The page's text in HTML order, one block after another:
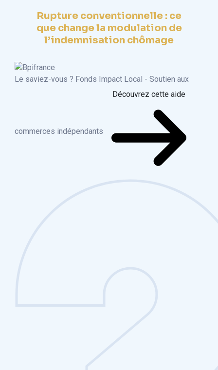
Rupture conventionnelle : ce
que change la modulation de
l’indemnisation chômage
Le saviez-vous ? Fonds Impact Local - Soutien aux
commerces indépendants
Découvrez cette aide